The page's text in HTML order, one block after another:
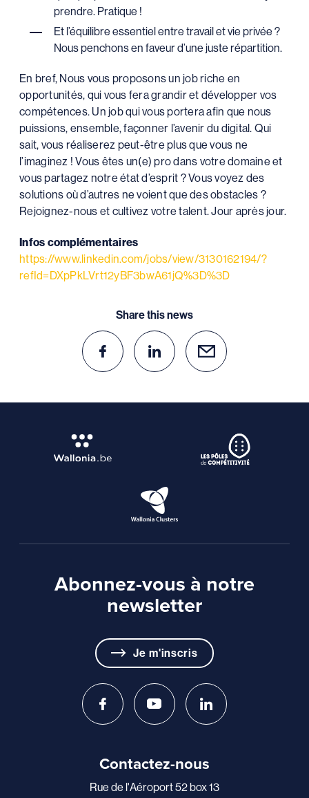
prendre. Pratique !
Et l’équilibre essentiel entre travail et vie privée ?
Nous penchons en faveur d’une juste répartition.
En bref, Nous vous proposons un job riche en
opportunités, qui vous fera grandir et développer vos
compétences. Un job qui vous portera afin que nous
puissions, ensemble, façonner l’avenir du digital. Qui
sait, vous réaliserez peut-être plus que vous ne
l’imaginez ! Vous êtes un(e) pro dans votre domaine et
vous partagez notre état d’esprit ? Vous voyez des
solutions où d’autres ne voient que des obstacles ?
Rejoignez-nous et cultivez votre talent. Jour après jour.
Infos complémentaires
https://www.linkedin.com/jobs/view/3130162194/?
refId=DXpPkLVrt12yBF3bwA61jQ%3D%3D
Share this news
Abonnez-vous à notre
newsletter
Je m'inscris
Contactez-nous
Rue de l'Aéroport 52 box 13